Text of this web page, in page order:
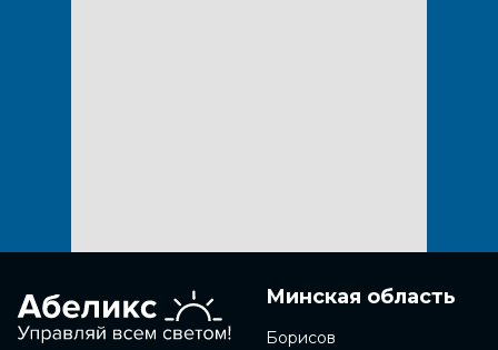
Минская область
Борисов